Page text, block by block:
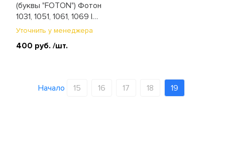
(буквы "FOTON") Фотон
1031, 1051, 1061, 1069 ISF,
1089 ISF, 1129
Уточнить у менеджера
400 руб. /шт.
Начало 15 16 17 18 19